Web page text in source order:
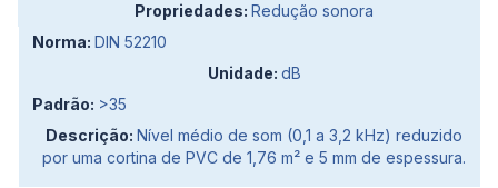
Redução sonora
DIN 52210
dB
>35
Nível médio de som (0,1 a 3,2 kHz) reduzido
por uma cortina de PVC de 1,76 m² e 5 mm de espessura.